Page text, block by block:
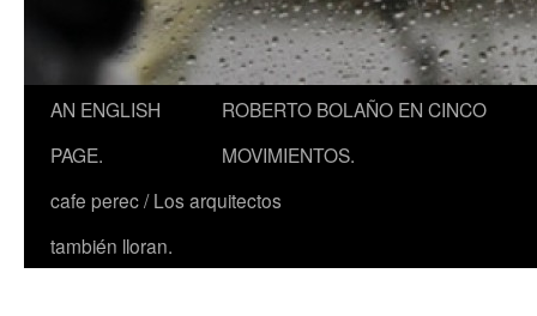
AN ENGLISH
PAGE.
ROBERTO BOLAÑO EN CINCO
MOVIMIENTOS.
cafe perec / Los arquitectos
también lloran.